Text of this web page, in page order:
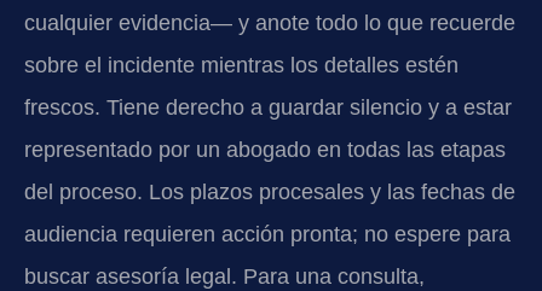
cualquier evidencia— y anote todo lo que recuerde
sobre el incidente mientras los detalles estén
frescos. Tiene derecho a guardar silencio y a estar
representado por un abogado en todas las etapas
del proceso. Los plazos procesales y las fechas de
audiencia requieren acción pronta; no espere para
buscar asesoría legal. Para una consulta,